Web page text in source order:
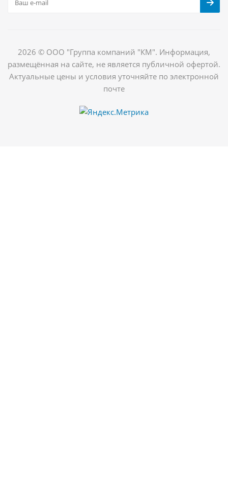
2026 © ООО "Группа компаний "КМ". Информация,
размещённая на сайте, не является публичной офертой.
Актуальные цены и условия уточняйте по электронной
почте